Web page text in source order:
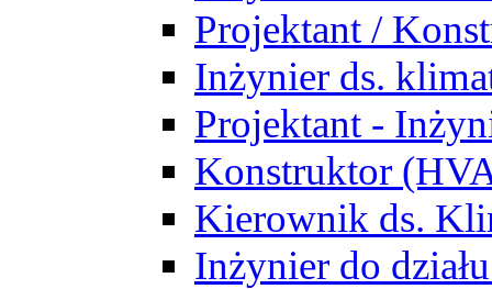
Projektant /
Inżynier ds.
Projektant -
Konstruktor
Kierownik ds.
Inżynier do